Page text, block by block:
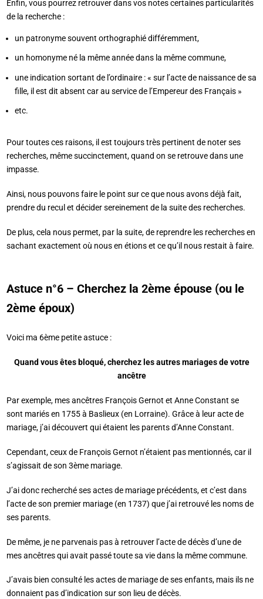
Enfin, vous pourrez retrouver dans vos notes certaines particularités
de la recherche :
un patronyme souvent orthographié différemment,
un homonyme né la même année dans la même commune,
une indication sortant de l’ordinaire : « sur l’acte de naissance de sa
fille, il est dit absent car au service de l’Empereur des Français »
etc.
Pour toutes ces raisons, il est toujours très pertinent de noter ses
recherches, même succinctement, quand on se retrouve dans une
impasse.
Ainsi, nous pouvons faire le point sur ce que nous avons déjà fait,
prendre du recul et décider sereinement de la suite des recherches.
De plus, cela nous permet, par la suite, de reprendre les recherches en
sachant exactement où nous en étions et ce qu’il nous restait à faire.
Astuce n°6 – Cherchez la 2ème épouse (ou le
2ème époux)
Voici ma 6ème petite astuce :
Quand vous êtes bloqué, cherchez les autres mariages de votre
ancêtre
Par exemple, mes ancêtres François Gernot et Anne Constant se
sont mariés en 1755 à Baslieux (en Lorraine). Grâce à leur acte de
mariage, j’ai découvert qui étaient les parents d’Anne Constant.
Cependant, ceux de François Gernot n’étaient pas mentionnés, car il
s’agissait de son 3ème mariage.
J’ai donc recherché ses actes de mariage précédents, et c’est dans
l’acte de son premier mariage (en 1737) que j’ai retrouvé les noms de
ses parents.
De même, je ne parvenais pas à retrouver l’acte de décès d’une de
mes ancêtres qui avait passé toute sa vie dans la même commune.
J’avais bien consulté les actes de mariage de ses enfants, mais ils ne
donnaient pas d’indication sur son lieu de décès.